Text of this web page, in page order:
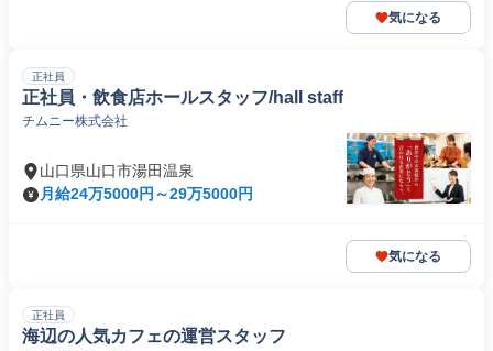
気になる
正社員
正社員・飲食店ホールスタッフ/hall staff
チムニー株式会社
山口県山口市湯田温泉
月給24万5000円～29万5000円
気になる
正社員
海辺の人気カフェの運営スタッフ